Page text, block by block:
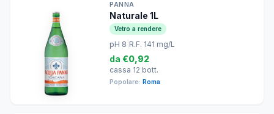
PANNA
Naturale 1L
Vetro a rendere
pH 8 R.F. 141 mg/L
da €0,92
cassa 12 bott.
Popolare: Roma